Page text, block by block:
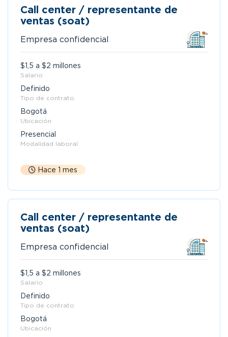
Call center / representante de
ventas (soat)
Empresa confidencial
$1,5 a $2 millones
Salario
Definido
Tipo de contrato
Bogotá
Ubicación
Presencial
Modalidad laboral
Hace 1 mes
Call center / representante de
ventas (soat)
Empresa confidencial
$1,5 a $2 millones
Salario
Definido
Tipo de contrato
Bogotá
Ubicación